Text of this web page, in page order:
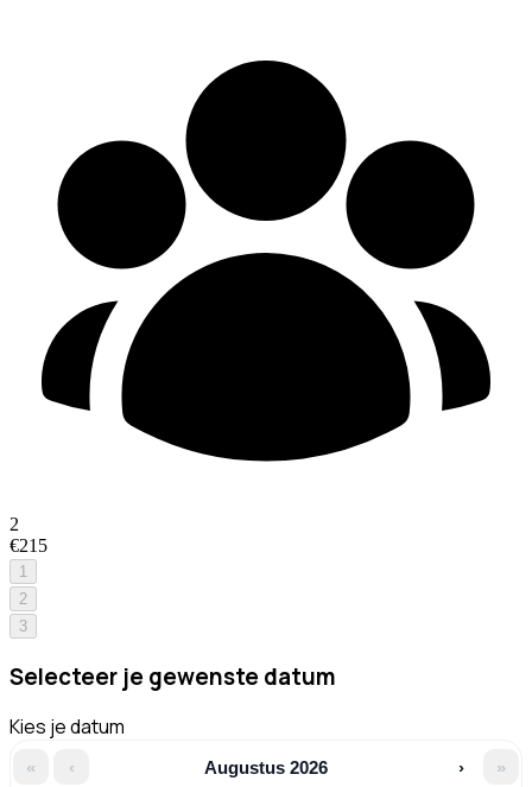
2
€215
1
2
3
Selecteer je gewenste datum
Kies je datum
« ‹ Augustus 2026 › »